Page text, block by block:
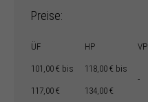
Preise:
ÜF HP VP
101,00 € bis
117,00 €
118,00 € bis
134,00 €
-